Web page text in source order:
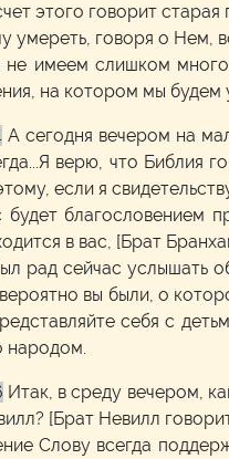
этого говорит
умереть, говоря о Нем,
имеем слишком много
на котором мы будем
А сегодня вечером на
верю, что Библия
если я
будет благословением
в вас, [Брат
рад сейчас услышать
вы были, о
себя с
народом.
Итак, в среду вечером,
[Брат Невилл
Слову всегда